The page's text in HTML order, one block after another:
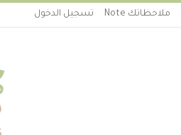
ملاحظاتك Note تسجيل الدخول